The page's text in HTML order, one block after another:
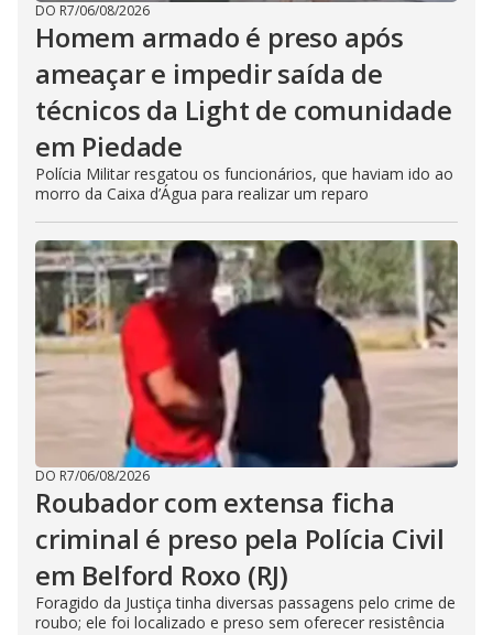
DO R7/06/08/2026
Homem armado é preso após
ameaçar e impedir saída de
técnicos da Light de comunidade
em Piedade
Polícia Militar resgatou os funcionários, que haviam ido ao
morro da Caixa d’Água para realizar um reparo
DO R7/06/08/2026
Roubador com extensa ficha
criminal é preso pela Polícia Civil
em Belford Roxo (RJ)
Foragido da Justiça tinha diversas passagens pelo crime de
roubo; ele foi localizado e preso sem oferecer resistência